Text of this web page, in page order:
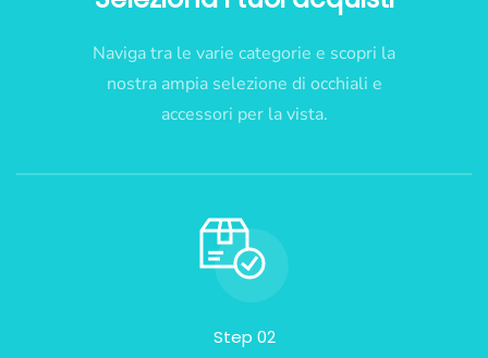
Naviga tra le varie categorie e scopri la
nostra ampia selezione di occhiali e
accessori per la vista.
Step 02